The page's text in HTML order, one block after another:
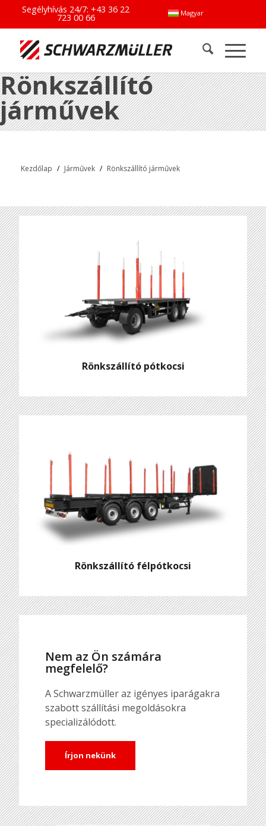
Magyar
Segélyhívás 24/7:+43 36 22
723 00 66
Rönkszállító
járművek
Kezdőlap / Járművek / Rönkszállító járművek
Rönkszállító pótkocsi
Rönkszállító félpótkocsi
Nem az Ön számára
megfelelő?
A Schwarzmüller az igényes iparágakra
szabott szállítási megoldásokra
specializálódott.
Írjon nekünk